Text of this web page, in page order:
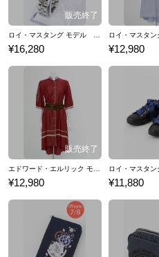
ロイ・マスタング モデル 腕時計 リストウォッチ 鋼の錬金術師
¥16,280 ¥12,980
¥12,980 ¥11,880